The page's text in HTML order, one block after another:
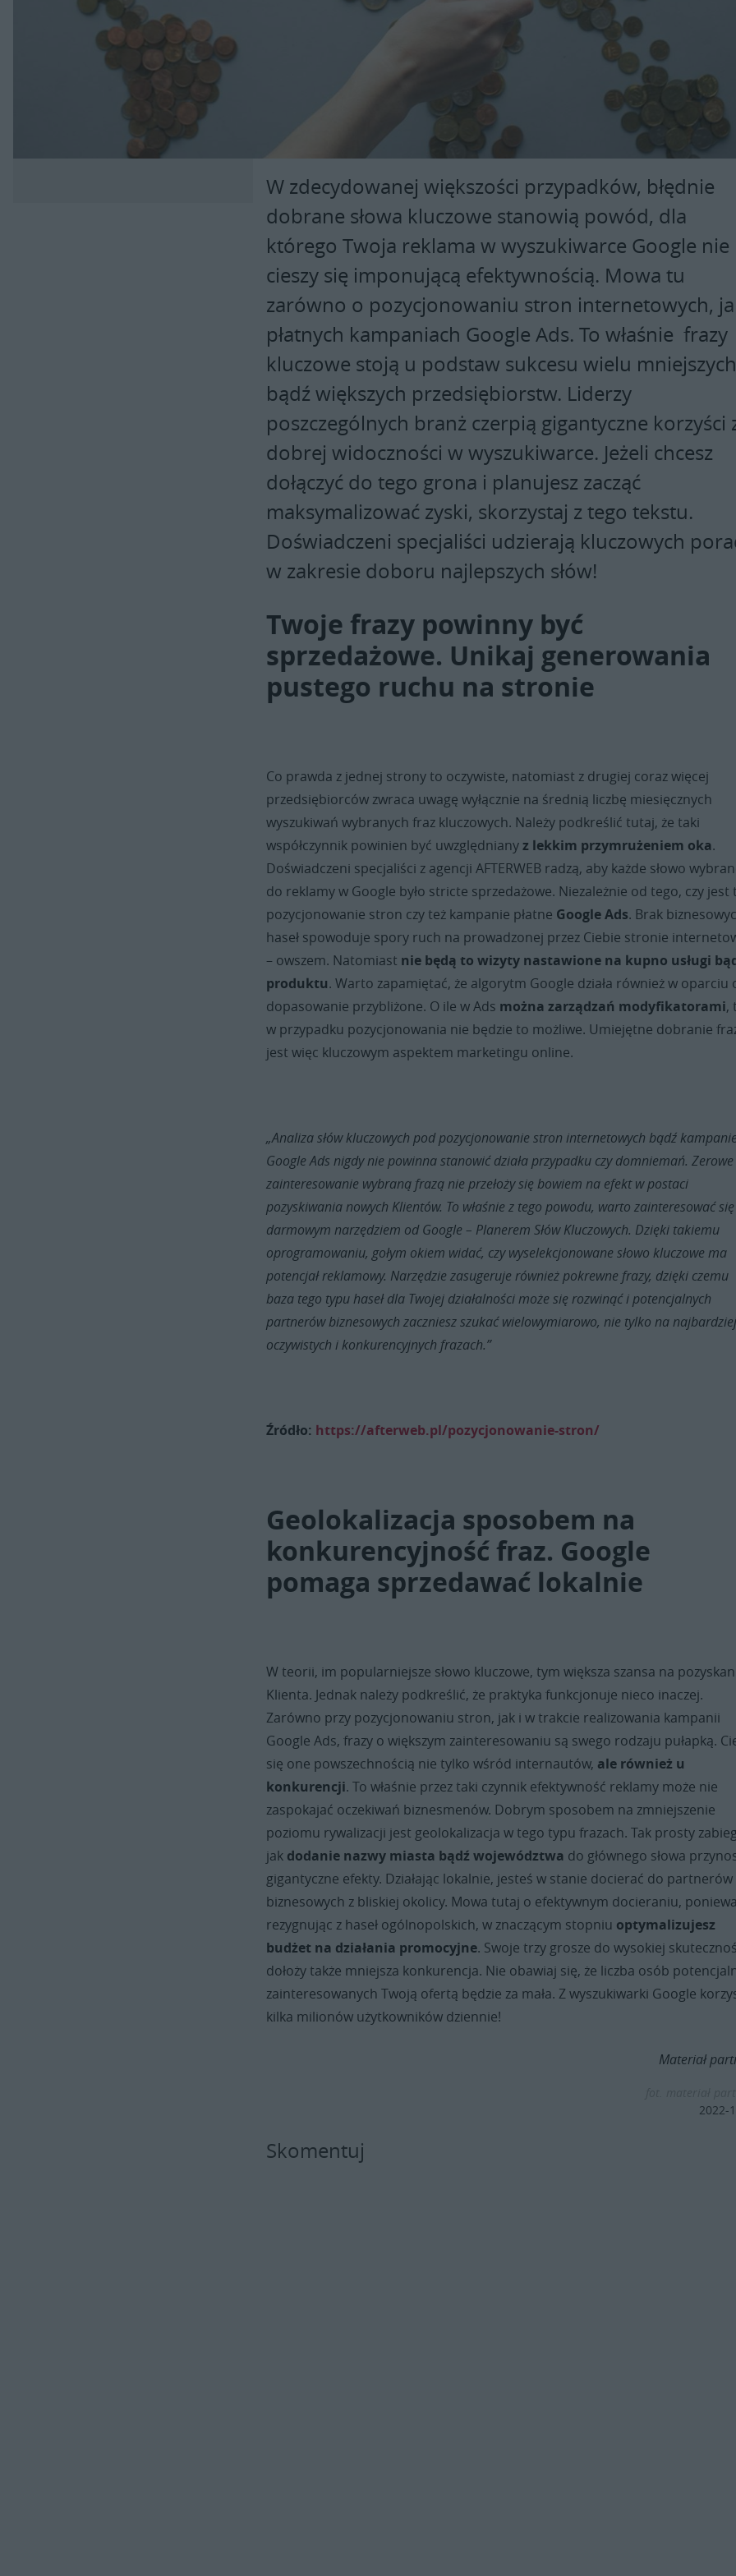
W zdecydowanej większości przypadków, błędnie
dobrane słowa kluczowe stanowią powód, dla
którego Twoja reklama w wyszukiwarce Google nie
cieszy się imponującą efektywnością. Mowa tu
zarówno o pozycjonowaniu stron internetowych,
płatnych kampaniach Google Ads. To właśnie frazy
kluczowe stoją u podstaw sukcesu wielu
bądź większych przedsiębiorstw. Liderzy
poszczególnych branż czerpią gigantyczne korzyści
dobrej widoczności w wyszukiwarce. Jeżeli chcesz
dołączyć do tego grona i planujesz zacząć
maksymalizować zyski, skorzystaj z tego tekstu.
Doświadczeni specjaliści udzierają kluczowych
w zakresie doboru najlepszych słów!
Twoje frazy powinny być
sprzedażowe. Unikaj generowania
pustego ruchu na stronie
Co prawda z jednej strony to oczywiste, natomiast z drugiej coraz więcej
przedsiębiorców zwraca uwagę wyłącznie na średnią liczbę miesięcznych
wyszukiwań wybranych fraz kluczowych. Należy podkreślić tutaj, że taki
współczynnik powinien być uwzględnianyz lekkim przymrużeniem oka.
Doświadczeni specjaliści z agencji AFTERWEB radzą, aby każde słowo
do reklamy w Google było stricte sprzedażowe. Niezależnie od tego, czy jest
pozycjonowanie stron czy też kampanie płatne Google Ads. Brak
haseł spowoduje spory ruch na prowadzonej przez Ciebie stronie
– owszem. Natomiast nie będą to wizyty nastawione na kupno usługi
produktu. Warto zapamiętać, że algorytm Google działa również w oparciu
dopasowanie przybliżone. O ile w Ads można zarządzań modyfikatorami,
w przypadku pozycjonowania nie będzie to możliwe. Umiejętne dobranie
jest więc kluczowym aspektem marketingu online.
„Analiza słów kluczowych pod pozycjonowanie stron internetowych bądź
Google Ads nigdy nie powinna stanowić działa przypadku czy domniemań. Zerowe
zainteresowanie wybraną frazą nie przełoży się bowiem na efekt w postaci
pozyskiwania nowych Klientów. To właśnie z tego powodu, warto zainteresować się
darmowym narzędziem od Google – Planerem Słów Kluczowych. Dzięki takiemu
oprogramowaniu, gołym okiem widać, czy wyselekcjonowane słowo kluczowe ma
potencjał reklamowy. Narzędzie zasugeruje również pokrewne frazy, dzięki czemu
baza tego typu haseł dla Twojej działalności może się rozwinąć i potencjalnych
partnerów biznesowych zaczniesz szukać wielowymiarowo, nie tylko na
oczywistych i konkurencyjnych frazach.”
Źródło: https://afterweb.pl/pozycjonowanie-stron/
Geolokalizacja sposobem na
konkurencyjność fraz. Google
pomaga sprzedawać lokalnie
W teorii, im popularniejsze słowo kluczowe, tym większa szansa na
Klienta. Jednak należy podkreślić, że praktyka funkcjonuje nieco inaczej.
Zarówno przy pozycjonowaniu stron, jak i w trakcie realizowania kampanii
Google Ads, frazy o większym zainteresowaniu są swego rodzaju pułapką.
się one powszechnością nie tylko wśród internautów, ale również u
konkurencji. To właśnie przez taki czynnik efektywność reklamy może nie
zaspokajać oczekiwań biznesmenów. Dobrym sposobem na zmniejszenie
poziomu rywalizacji jest geolokalizacja w tego typu frazach. Tak prosty
jak dodanie nazwy miasta bądź województwa do głównego słowa
gigantyczne efekty. Działając lokalnie, jesteś w stanie docierać do partnerów
biznesowych z bliskiej okolicy. Mowa tutaj o efektywnym docieraniu,
rezygnując z haseł ogólnopolskich, w znaczącym stopniu optymalizujesz
budżet na działania promocyjne. Swoje trzy grosze do wysokiej
dołoży także mniejsza konkurencja. Nie obawiaj się, że liczba osób
zainteresowanych Twoją ofertą będzie za mała. Z wyszukiwarki Google
kilka milionów użytkowników dziennie!
Materiał
2022-
Skomentuj